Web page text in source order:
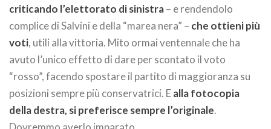
criticando l’elettorato di sinistra– e rendendolo
complice di Salvini e della “marea nera” – che ottieni più
voti, utili alla vittoria. Mito ormai ventennale che ha
avuto l’unico effetto di dare per scontato il voto
“rosso”, facendo spostare il partito di maggioranza su
posizioni sempre più conservatrici. Ealla fotocopia
della destra, si preferisce sempre l’originale.